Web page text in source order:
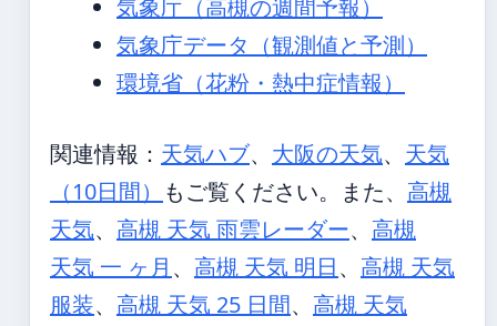
気象庁（高槻の週間予報）
気象庁データ（観測値と予測）
環境省（花粉・熱中症情報）
関連情報： 天気ハブ、 大阪の天気、 天気
（10日間） もご覧ください。また、 高槻
天気、 高槻 天気 雨雲レーダー、 高槻
天気 一 ヶ月 、 高槻 天気 明日、 高槻 天気
服装、 高槻 天気 25 日間、 高槻 天気